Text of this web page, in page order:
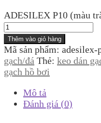
ADESILEX P10 (màu
Thêm vào giỏ hàng
Mã sản phẩm: adesilex-
gạch/đá Thẻ: keo dán
gạch hồ bơi
Mô tả
Đánh giá (0)